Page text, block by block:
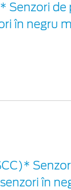
Senzori de
în negru
în